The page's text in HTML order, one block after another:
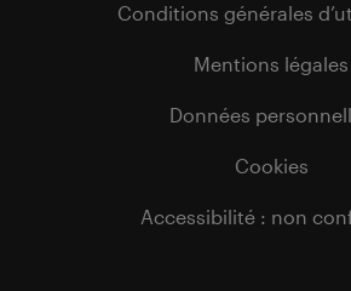
Conditions générales
Mentions légales
Données
Cookies
Accessibilité : non